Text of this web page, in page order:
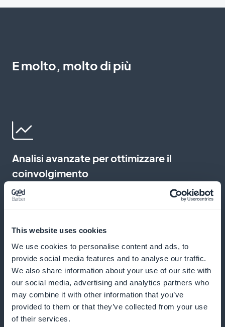
This website uses cookies
We use cookies to personalise content and ads, to
provide social media features and to analyse our traffic.
We also share information about your use of our site with
our social media, advertising and analytics partners who
may combine it with other information that you’ve
provided to them or that they’ve collected from your use
of their services.
E molto, molto di più
Analisi avanzate per ottimizzare il
coinvolgimento
Tracciate le interazioni con i vostri contenuti per
vi permettono di indirizzare con precisione gli
interessi del vostro pubblico, aumentando l'efficacia
dei vostri contenuti e la soddisfazione del pubblico
Widget di abbonamento interattivi